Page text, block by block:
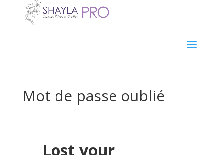
Mot de passe oublié
Lost your